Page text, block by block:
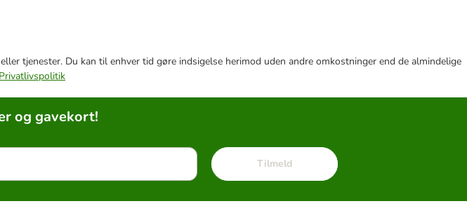
tjenester. Du kan til enhver tid gøre indsigelse herimod uden andre omkostninger end de almindelige
Privatlivspolitik
og gavekort!
Tilmeld